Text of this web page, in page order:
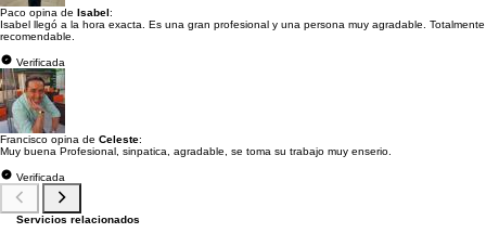
Paco opina de Isabel:
Isabel llegó a la hora exacta. Es una gran profesional y una persona muy agradable. Totalmente
recomendable.
Verificada
Francisco opina de Celeste:
Muy buena Profesional, sinpatica, agradable, se toma su trabajo muy enserio.
Verificada
Servicios relacionados